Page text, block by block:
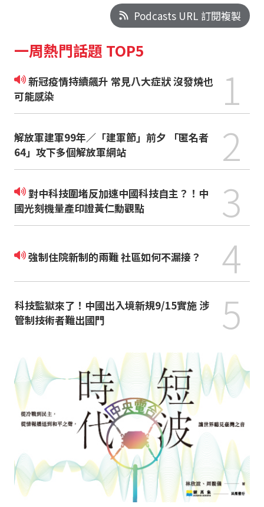
Podcasts URL 訂閱複製
一周熱門話題 TOP5
新冠疫情持續飆升 常見八大症狀 沒發燒也
可能感染
1
解放軍建軍99年／「建軍節」前夕 「匿名者
64」攻下多個解放軍網站
2
對中科技圍堵反加速中國科技自主？！中
國光刻機量產印證黃仁勳觀點
3
強制住院新制的兩難 社區如何不漏接？ 4
科技監獄來了！中國出入境新規9/15實施 涉
管制技術者難出國門
5